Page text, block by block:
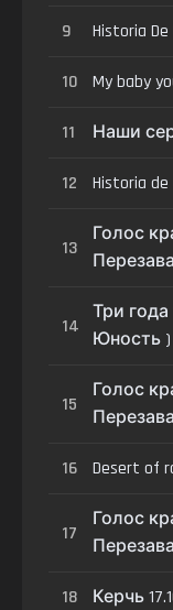
9 Historia
10 My baby
11 Наши
12 Historia
13
Голос
14
Три
Юность )
15
Голос
16 Desert of
17
Голос
18 Керчь